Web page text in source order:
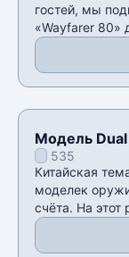
гостей, мы
«Wayfarer 80»
Модель
CSS v34
535
Китайская
моделек
счёта. На этот